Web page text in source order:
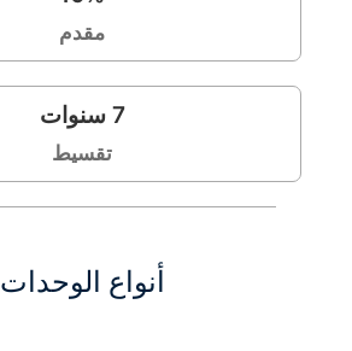
مقدم
7 سنوات
تقسيط
أنواع الوحدات